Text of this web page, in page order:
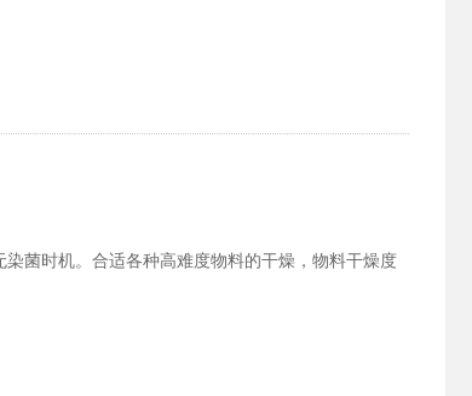
菌时机。合适各种高难度物料的干燥，物料干燥度